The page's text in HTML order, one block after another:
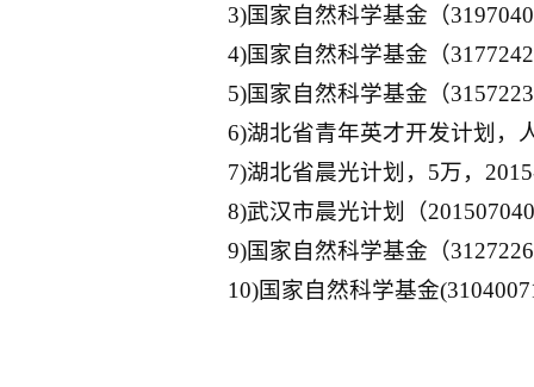
3)国家自然科学基金（
4)国家自然科学基金（
5)国家自然科学基金（
6)湖北省青年英才开发计划，
7)湖北省晨光计划，5万，
8)武汉市晨光计划（
9)国家自然科学基金（
10)国家自然科学基金